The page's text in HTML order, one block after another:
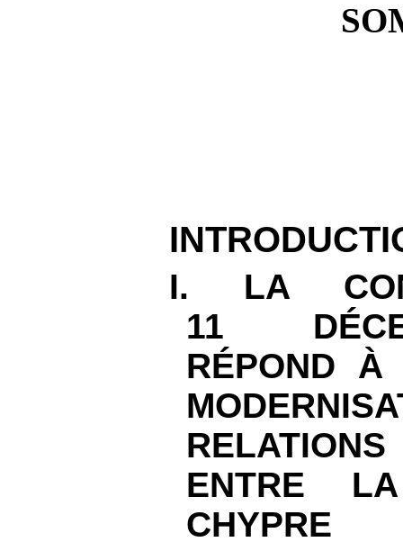
I. LA
11
RÉPOND
ENTRE
CHYPRE